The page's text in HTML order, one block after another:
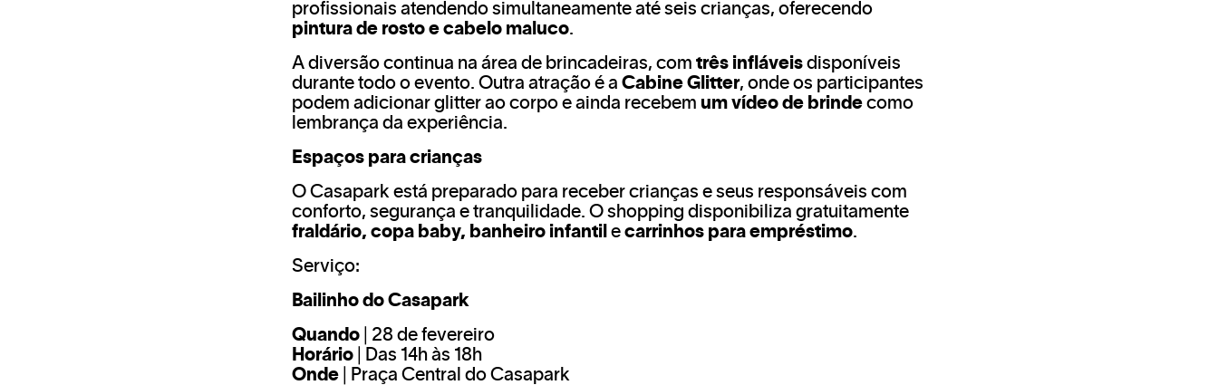
profissionais atendendo simultaneamente até seis crianças, oferecendo
pintura de rosto e cabelo maluco.
A diversão continua na área de brincadeiras, com três infláveis disponíveis
durante todo o evento. Outra atração é a Cabine Glitter, onde os participantes
podem adicionar glitter ao corpo e ainda recebem um vídeo de brinde como
lembrança da experiência.
Espaços para crianças
O Casapark está preparado para receber crianças e seus responsáveis com
conforto, segurança e tranquilidade. O shopping disponibiliza gratuitamente
fraldário, copa baby, banheiro infantil e carrinhos para empréstimo.
Serviço:
Bailinho do Casapark
Quando | 28 de fevereiro
Horário | Das 14h às 18h
Onde | Praça Central do Casapark